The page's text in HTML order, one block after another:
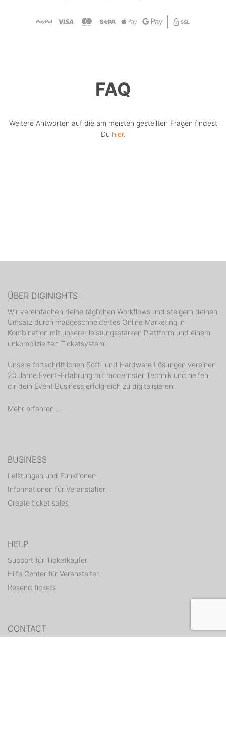
FAQ
Weitere Antworten auf die am meisten gestellten Fragen findest
Du hier.
ÜBER DIGINIGHTS
Wir vereinfachen deine täglichen Workflows und steigern deinen
Umsatz durch maßgeschneidertes Online Marketing in
Kombination mit unserer leistungsstarken Plattform und einem
unkomplizierten Ticketsystem.
Unsere fortschrittlichen Soft- und Hardware Lösungen vereinen
20 Jahre Event-Erfahrung mit modernster Technik und helfen
dir dein Event Business erfolgreich zu digitalisieren.
Mehr erfahren ...
BUSINESS
Leistungen und Funktionen
Informationen für Veranstalter
Create ticket sales
HELP
Support für Ticketkäufer
Hilfe Center für Veranstalter
Resend tickets
CONTACT